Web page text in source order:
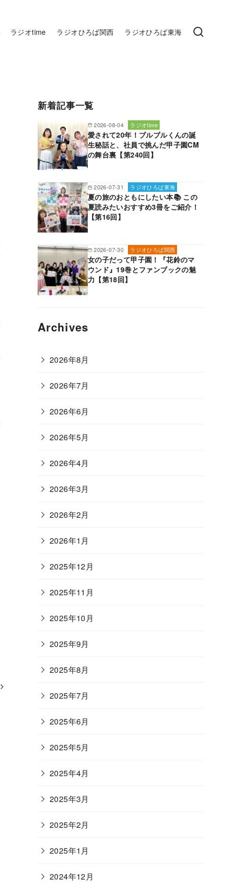
ラジオtime ラジオひろば関西 ラジオひろば東海
新着記事一覧
2026-08-04 ラジオtime
愛されて20年！ブルブルくんの誕
生秘話と、社員で挑んだ甲子園CM
の舞台裏【第240回】
2026-07-31 ラジオひろば東海
夏の旅のおともにしたい本📚 この
夏読みたいおすすめ3冊をご紹介！
【第16回】
2026-07-30 ラジオひろば関西
女の子だって甲子園！『花鈴のマ
ウンド』19巻とファンブックの魅
力【第18回】
Archives
2026年8月
2026年7月
2026年6月
2026年5月
2026年4月
2026年3月
2026年2月
2026年1月
2025年12月
2025年11月
2025年10月
2025年9月
2025年8月
2025年7月
2025年6月
2025年5月
2025年4月
2025年3月
2025年2月
2025年1月
2024年12月